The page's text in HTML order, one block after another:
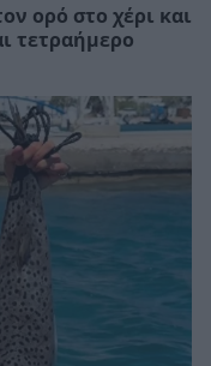
ορό στο χέρι και
τετραήμερο